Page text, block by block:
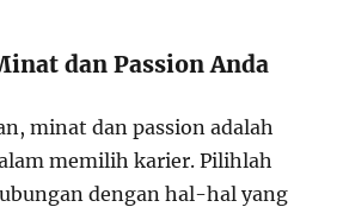
dan Passion Anda
minat dan passion adalah
memilih karier. Pilihlah
dengan hal-hal yang